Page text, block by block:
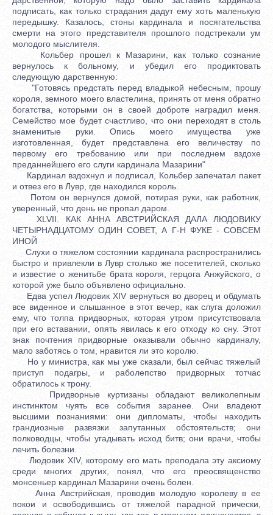
подписать, как только страдания дадут ему хоть маленькую
передышку. Казалось, стоны кардинала и посягательства
смерти на этого представителя прошлого подстрекали ум
молодого мыслителя.
Кольбер прошел к Мазарини, как только сознание
вернулось к больному, и убедил его продиктовать
следующую дарственную:
"Готовясь предстать перед владыкой небесным, прошу
короля, земного моего властелина, принять от меня обратно
богатства, которыми он в своей доброте наградил меня.
Семейство мое будет счастливо, что они переходят в столь
знаменитые руки. Опись моего имущества уже
изготовленная, будет представлена его величеству по
первому его требованию или при последнем вздохе
преданнейшего его слуги кардинала Мазарини"
Кардинал вздохнул и подписал, Кольбер запечатал пакет
и отвез его в Лувр, где находился король.
Потом он вернулся домой, потирая руки, как работник,
уверенный, что день не пропал даром.
XLVII. КАК АННА АВСТРИЙСКАЯ ДАЛА ЛЮДОВИКУ
ЧЕТЫРНАДЦАТОМУ ОДИН СОВЕТ, А Г-Н ФУКЕ - СОВСЕМ
ИНОЙ
Слухи о тяжелом состоянии кардинала распространились
быстро и привлекли в Лувр столько же посетителей, сколько
и известие о женитьбе брата короля, герцога Анжуйского, о
которой уже было объявлено официально.
Едва успел Людовик XIV вернуться во дворец и обдумать
все виденное и слышанное в этот вечер, как слуга доложил
ему, что толпа придворных, которая утром присутствовала
при его вставании, опять явилась к его отходу ко сну. Этот
знак почтения придворные оказывали обычно кардиналу,
мало заботясь о том, нравится ли это королю.
Но у министра, как мы уже сказали, был сейчас тяжелый
приступ подагры, и раболепство придворных тотчас
обратилось к трону.
Придворные куртизаны обладают великолепным
инстинктом чуять все события заранее. Они владеют
высшими познаниями: они дипломаты, чтобы находить
грандиозные развязки запутанных обстоятельств; они
полководцы, чтобы угадывать исход битв; они врачи, чтобы
лечить болезни.
Людовик XIV, которому его мать преподала эту аксиому
среди многих других, понял, что его преосвященство
монсеньер кардинал Мазарини очень болен.
Анна Австрийская, проводив молодую королеву в ее
покои и освободившись от тяжелой парадной прически,